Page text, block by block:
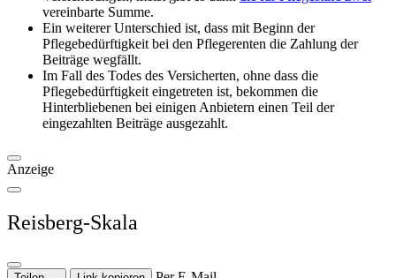
vereinbarte Summe.
Ein weiterer Unterschied ist, dass mit Beginn der
Pflegebedürftigkeit bei den Pflegerenten die Zahlung der
Beiträge wegfällt.
Im Fall des Todes des Versicherten, ohne dass die
Pflegebedürftigkeit eingetreten ist, bekommen die
Hinterbliebenen bei einigen Anbietern einen Teil der
eingezahlten Beiträge ausgezahlt.
Anzeige
Reisberg-Skala